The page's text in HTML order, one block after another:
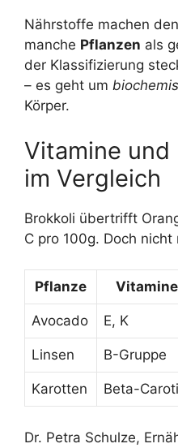
Nährstoffe machen
manche Pflanzen als
der Klassifizierung
– es geht um
Körper.
Vitamine
im Vergleich
Brokkoli übertrifft
C pro 100g. Doch
Pflanze Vitamine
Avocado E, K
Linsen B-Gruppe
Karotten Beta-
Dr. Petra Schulze,